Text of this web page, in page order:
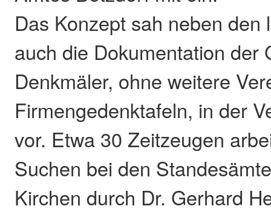
Das Konzept sah neben den
auch die Dokumentation der
Denkmäler, ohne weitere
Firmengedenktafeln, in der
vor. Etwa 30 Zeitzeugen
Suchen bei den
Kirchen durch Dr. Gerhard